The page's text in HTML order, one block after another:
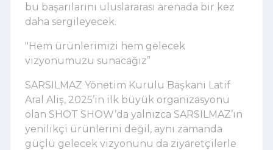
bu başarılarını uluslararası arenada bir kez
daha sergileyecek.
"Hem ürünlerimizi hem gelecek
vizyonumuzu sunacağız”
SARSILMAZ Yönetim Kurulu Başkanı Latif
Aral Aliş, 2025’in ilk büyük organizasyonu
olan SHOT SHOW’da yalnızca SARSILMAZ’ın
yenilikçi ürünlerini değil, aynı zamanda
güçlü gelecek vizyonunu da ziyaretçilerle